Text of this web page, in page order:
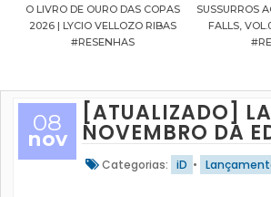
O LIVRO DE OURO DAS COPAS
2026 | LYCIO VELLOZO RIBAS
#RESENHAS
SUSSURROS
FALLS,
08
nov
[ATUALIZADO]
NOVEMBRO DA
Categorias: iD •